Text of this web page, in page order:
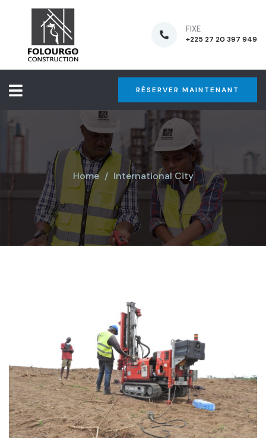
FIXE
+225 27 20 397 949
RÉSERVER MAINTENANT
Home International City